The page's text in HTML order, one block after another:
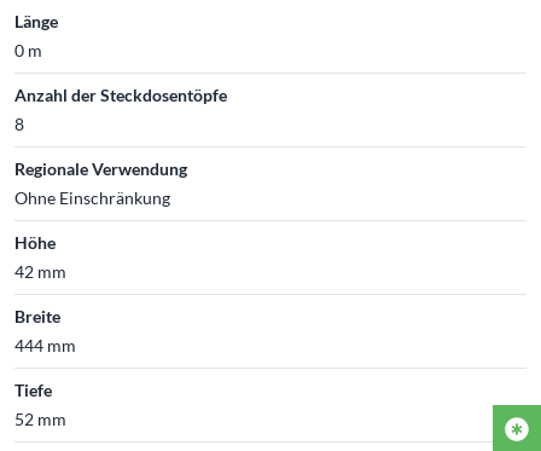
Länge
0 m
Anzahl der Steckdosentöpfe
8
Regionale Verwendung
Ohne Einschränkung
Höhe
42 mm
Breite
444 mm
Tiefe
52 mm